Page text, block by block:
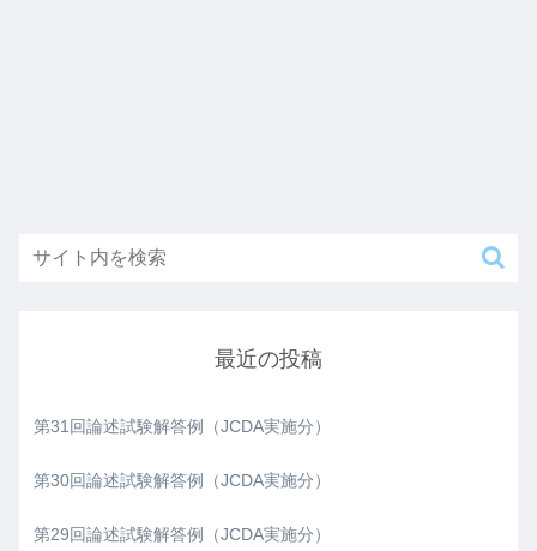
最近の投稿
第31回論述試験解答例（JCDA実施分）
第30回論述試験解答例（JCDA実施分）
第29回論述試験解答例（JCDA実施分）